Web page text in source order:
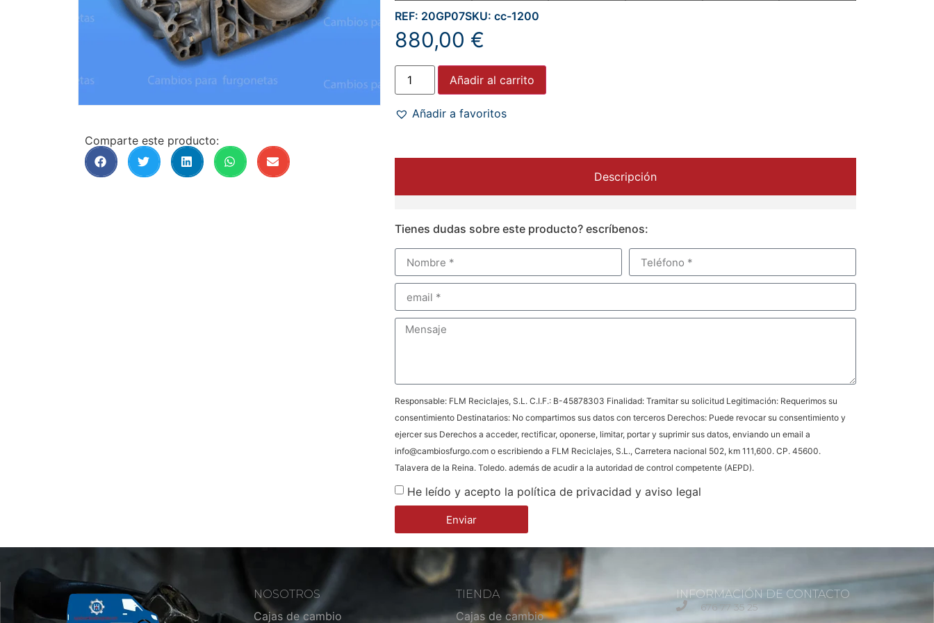
Comparte este producto:
REF: 20GP07SKU: cc-1200
880,00 €
Añadir al carrito
Añadir a favoritos
Descripción
Tienes dudas sobre este producto? escríbenos:
Responsable: FLM Reciclajes, S.L. C.I.F.: B-45878303 Finalidad: Tramitar su solicitud Legitimación: Requerimos su
consentimiento Destinatarios: No compartimos sus datos con terceros Derechos: Puede revocar su consentimiento y
ejercer sus Derechos a acceder, rectificar, oponerse, limitar, portar y suprimir sus datos, enviando un email a
info@cambiosfurgo.com o escribiendo a FLM Reciclajes, S.L., Carretera nacional 502, km 111,600. CP. 45600.
Talavera de la Reina. Toledo. además de acudir a la autoridad de control competente (AEPD).
He leído y acepto la política de privacidad y aviso legal
Enviar
NOSOTROS
Cajas de cambio
TIENDA
Cajas de cambio
INFORMACIÓN DE CONTACTO
676 77 35 25